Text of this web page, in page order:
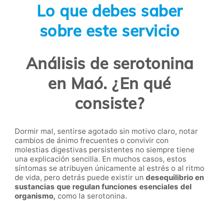
Lo que debes saber
sobre este servicio
Análisis de serotonina
en Maó. ¿En qué
consiste?
Dormir mal, sentirse agotado sin motivo claro, notar
cambios de ánimo frecuentes o convivir con
molestias digestivas persistentes no siempre tiene
una explicación sencilla. En muchos casos, estos
síntomas se atribuyen únicamente al estrés o al ritmo
de vida, pero detrás puede existir un desequilibrio en
sustancias que regulan funciones esenciales del
organismo, como la serotonina.